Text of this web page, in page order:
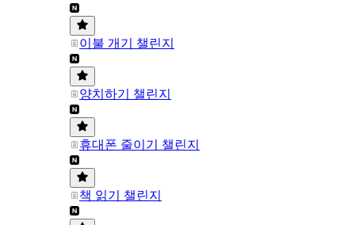
이불 개기 챌린지
양치하기 챌린지
휴대폰 줄이기 챌린지
책 읽기 챌린지